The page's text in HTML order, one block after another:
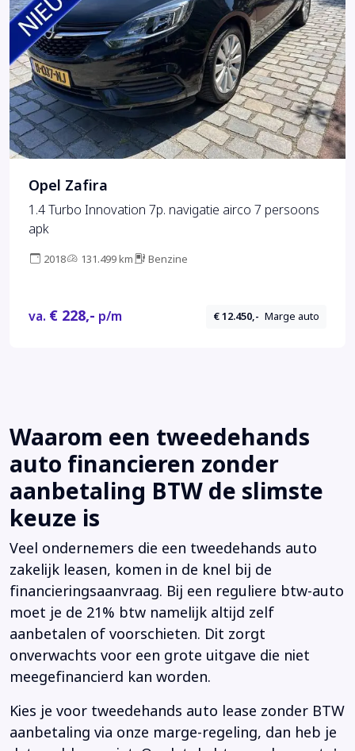
Opel Zafira
1.4 Turbo Innovation 7p. navigatie airco 7 persoons
apk
2018 131.499 km Benzine
va. € 228,- p/m € 12.450,- Marge auto
Waarom een tweedehands
auto financieren zonder
aanbetaling BTW de slimste
keuze is
Veel ondernemers die een tweedehands auto
zakelijk leasen, komen in de knel bij de
financieringsaanvraag. Bij een reguliere btw-auto
moet je de 21% btw namelijk altijd zelf
aanbetalen of voorschieten. Dit zorgt
onverwachts voor een grote uitgave die niet
meegefinancierd kan worden.
Kies je voor tweedehands auto lease zonder BTW
aanbetaling via onze marge-regeling, dan heb je